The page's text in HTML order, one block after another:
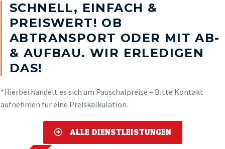
SCHNELL, EINFACH &
PREISWERT! OB
ABTRANSPORT ODER MIT AB-
& AUFBAU. WIR ERLEDIGEN
DAS!
*Hierbei handelt es sich um Pauschalpreise – Bitte Kontakt
aufnehmen für eine Preiskalkulation.
ALLE DIENSTLEISTUNGEN